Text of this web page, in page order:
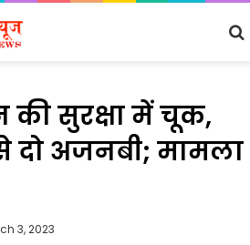
सुरक्षा में चूक,
दो अजनबी; मामला
3, 2023